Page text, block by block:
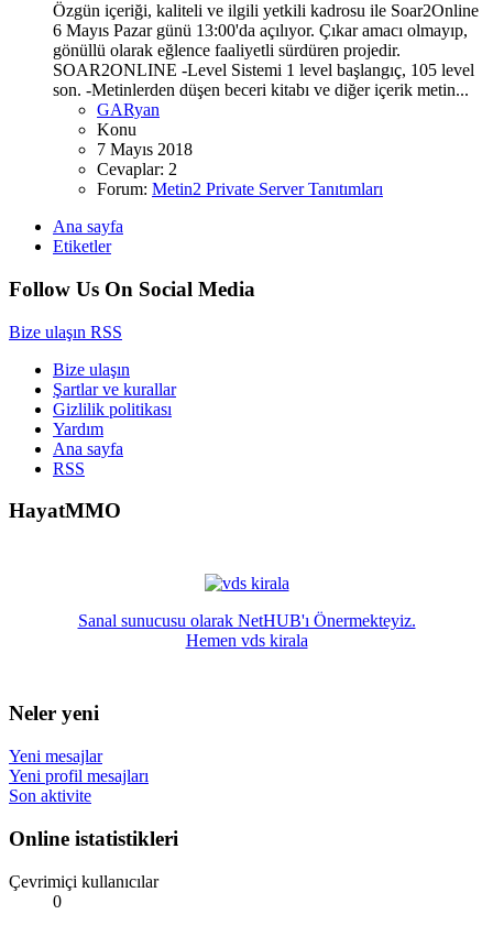
Özgün içeriği, kaliteli ve ilgili yetkili kadrosu ile Soar2Online
6 Mayıs Pazar günü 13:00'da açılıyor. Çıkar amacı olmayıp,
gönüllü olarak eğlence faaliyetli sürdüren projedir.
SOAR2ONLINE -Level Sistemi 1 level başlangıç, 105 level
son. -Metinlerden düşen beceri kitabı ve diğer içerik metin...
GARyan
Konu
7 Mayıs 2018
Cevaplar: 2
Forum: Metin2 Private Server Tanıtımları
Ana sayfa
Etiketler
Follow Us On Social Media
Bize ulaşın RSS
Bize ulaşın
Şartlar ve kurallar
Gizlilik politikası
Yardım
Ana sayfa
RSS
HayatMMO
Sanal sunucusu olarak NetHUB'ı Önermekteyiz.
Hemen vds kirala
Neler yeni
Yeni mesajlar
Yeni profil mesajları
Son aktivite
Online istatistikleri
Çevrimiçi kullanıcılar
0